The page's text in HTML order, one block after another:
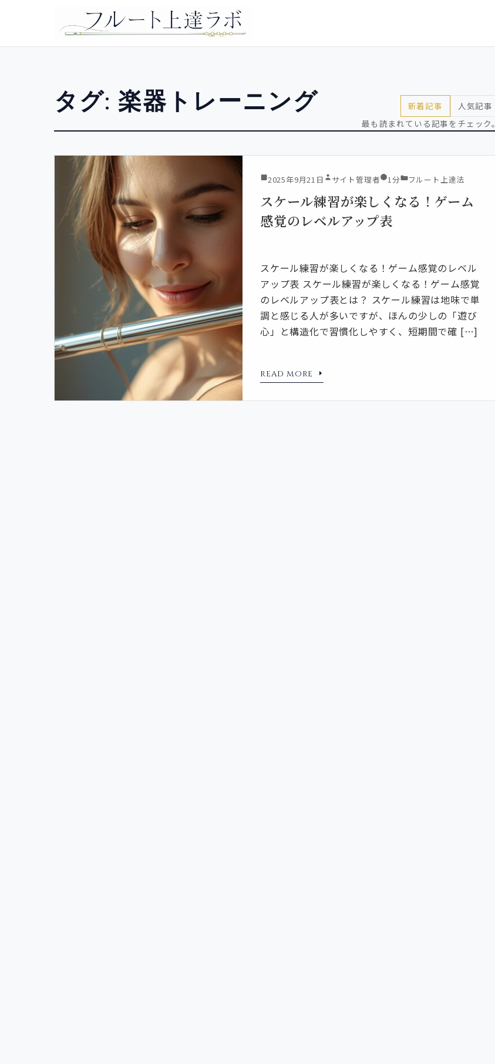
タグ: 楽器トレーニング 新着記事
人気記事
最も読まれている記事をチェック。
2025年9月21日 サイト管理者 1分 フルート上達法
スケール練習が楽しくなる！ゲーム
感覚のレベルアップ表
スケール練習が楽しくなる！ゲーム感覚のレベル
アップ表 スケール練習が楽しくなる！ゲーム感覚
のレベルアップ表とは？ スケール練習は地味で単
調と感じる人が多いですが、ほんの少しの「遊び
心」と構造化で習慣化しやすく、短期間で確 […]
READ MORE